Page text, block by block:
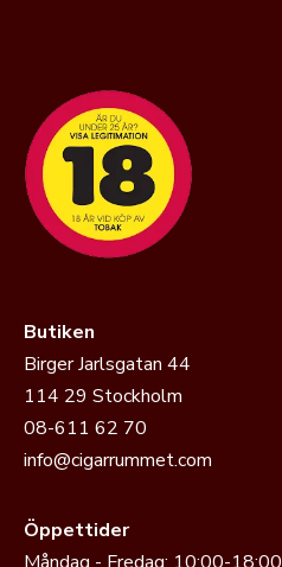
Butiken
Birger Jarlsgatan 44
114 29 Stockholm
08-611 62 70
info@cigarrummet.com
Öppettider